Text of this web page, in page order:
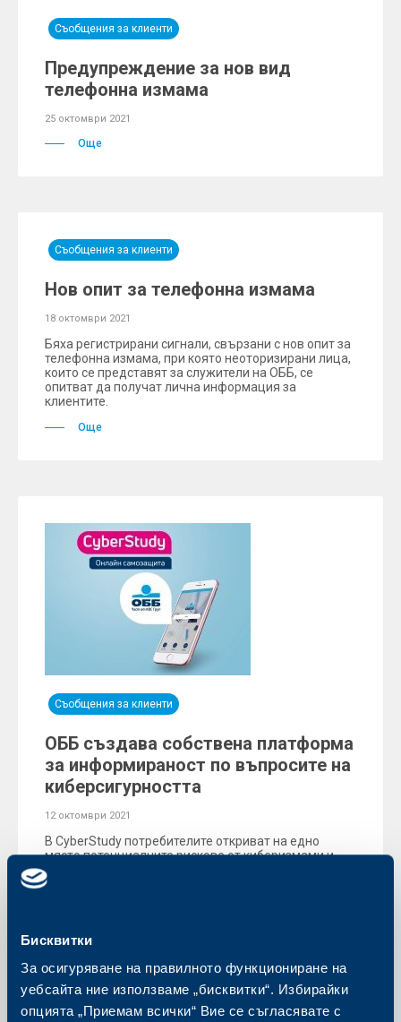
Бисквитки
За осигуряване на правилното функциониране на
уебсайта ние използваме „бисквитки“. Избирайки
опцията „Приемам всички“ Вие се съгласявате с
Съобщения за клиенти
Предупреждение за нов вид
телефонна измама
25 октомври 2021
Още
Съобщения за клиенти
Нов опит за телефонна измама
18 октомври 2021
Бяха регистрирани сигнали, свързани с нов опит за
телефонна измама, при която неоторизирани лица,
които се представят за служители на ОББ, се
опитват да получат лична информация за
клиентите.
Още
Съобщения за клиенти
ОББ създава собствена платформа
за информираност по въпросите на
киберсигурността
12 октомври 2021
В CyberStudy потребителите откриват на едно
място потенциалните рискове от киберизмами и
научават как да се защитят онлайн